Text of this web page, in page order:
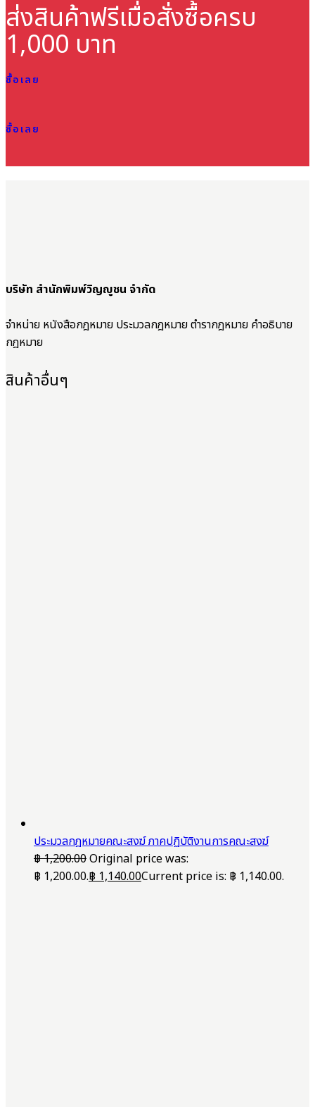
ส่งสินค้าฟรีเมื่อสั่งซื้อครบ
1,000 บาท
ซื้อเลย
ซื้อเลย
บริษัท สำนักพิมพ์วิญญูชน จำกัด
จำหน่าย หนังสือกฎหมาย ประมวลกฎหมาย ตำรากฎหมาย คำอธิบาย
กฎหมาย
สินค้าอื่นๆ
ประมวลกฎหมายคณะสงฆ์ ภาคปฏิบัติงานการคณะสงฆ์
฿1,200.00Original price was:
฿ 1,200.00.฿1,140.00Current price is: ฿ 1,140.00.